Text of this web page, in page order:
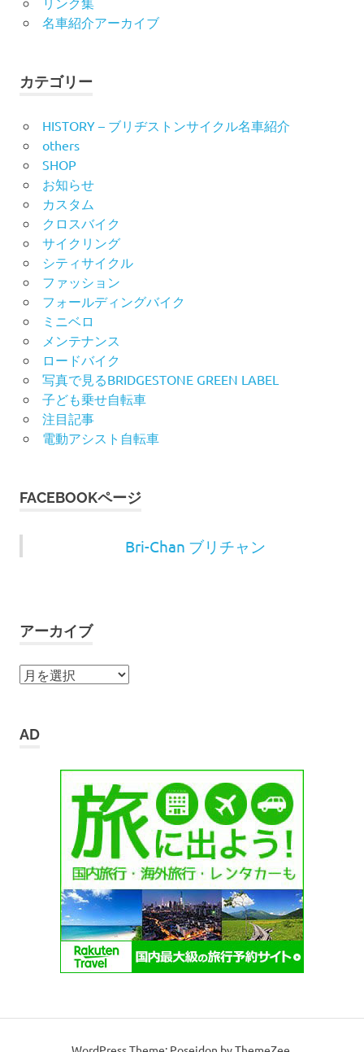
名車紹介アーカイブ
カテゴリー
HISTORY – ブリヂストンサイクル名車紹介
others
SHOP
お知らせ
カスタム
クロスバイク
サイクリング
シティサイクル
ファッション
フォールディングバイク
ミニベロ
メンテナンス
ロードバイク
写真で見るBRIDGESTONE GREEN LABEL
子ども乗せ自転車
注目記事
電動アシスト自転車
FACEBOOKページ
Bri-Chan ブリチャン
アーカイブ
ア
イ
AD